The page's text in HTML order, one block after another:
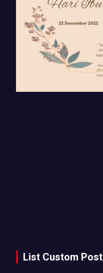
List Custom Post